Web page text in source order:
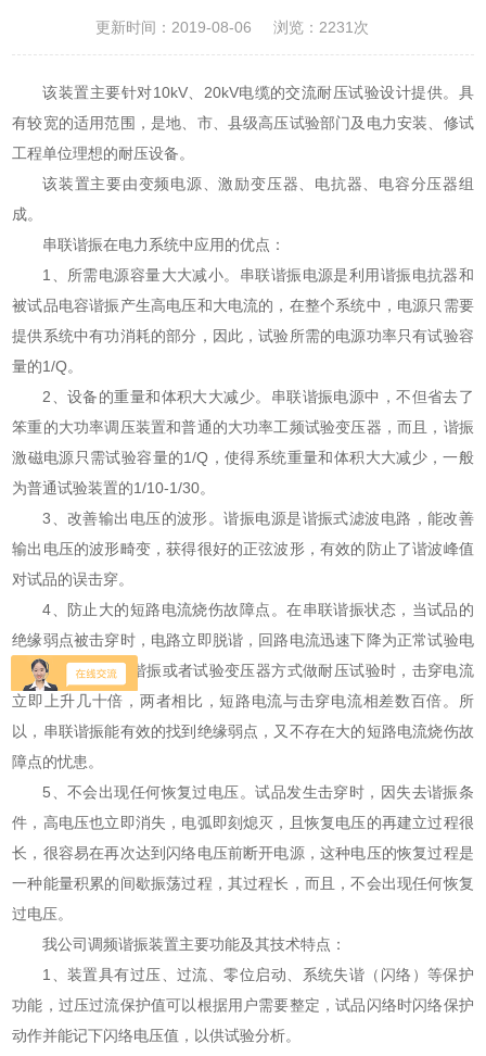
更新时间：2019-08-06 浏览：2231次
该装置主要针对10kV、20kV电缆的交流耐压试验设计提供。具
有较宽的适用范围，是地、市、县级高压试验部门及电力安装、修试
工程单位理想的耐压设备。
该装置主要由变频电源、激励变压器、电抗器、电容分压器组
成。
串联谐振在电力系统中应用的优点：
1、所需电源容量大大减小。串联谐振电源是利用谐振电抗器和
被试品电容谐振产生高电压和大电流的，在整个系统中，电源只需要
提供系统中有功消耗的部分，因此，试验所需的电源功率只有试验容
量的1/Q。
2、设备的重量和体积大大减少。串联谐振电源中，不但省去了
笨重的大功率调压装置和普通的大功率工频试验变压器，而且，谐振
激磁电源只需试验容量的1/Q，使得系统重量和体积大大减少，一般
为普通试验装置的1/10-1/30。
3、改善输出电压的波形。谐振电源是谐振式滤波电路，能改善
输出电压的波形畸变，获得很好的正弦波形，有效的防止了谐波峰值
对试品的误击穿。
4、防止大的短路电流烧伤故障点。在串联谐振状态，当试品的
绝缘弱点被击穿时，电路立即脱谐，回路电流迅速下降为正常试验电
流的1/Q。而并联谐振或者试验变压器方式做耐压试验时，击穿电流
立即上升几十倍，两者相比，短路电流与击穿电流相差数百倍。所
以，串联谐振能有效的找到绝缘弱点，又不存在大的短路电流烧伤故
障点的忧患。
5、不会出现任何恢复过电压。试品发生击穿时，因失去谐振条
件，高电压也立即消失，电弧即刻熄灭，且恢复电压的再建立过程很
长，很容易在再次达到闪络电压前断开电源，这种电压的恢复过程是
一种能量积累的间歇振荡过程，其过程长，而且，不会出现任何恢复
过电压。
我公司调频谐振装置主要功能及其技术特点：
1、装置具有过压、过流、零位启动、系统失谐（闪络）等保护
功能，过压过流保护值可以根据用户需要整定，试品闪络时闪络保护
动作并能记下闪络电压值，以供试验分析。